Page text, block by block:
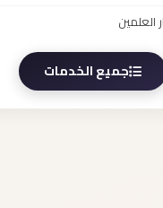
العلمين
جميع الخدمات